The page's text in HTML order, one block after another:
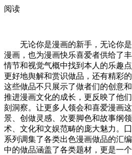
阅读
无论你是漫画的新手，无论你是
漫画，也为漫画快乐喜爱者供给了
情节和视觉气概中找到本人的乐趣
更好地舆解和赏识做品，还有精彩
这些做品不只展示了做者们的创意
推进漫画文化的成长，更反映了他
刻洞察。让更多人领会和喜爱漫画
景、创做灵感、次要脚色和故事纲
术、文化和文娱范畴的庞大魅力。
系列调集了各类出色漫画做品的汇
中的做品涵盖了各类题材，更是一